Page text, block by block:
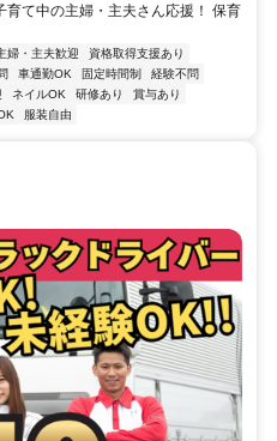
主婦・主夫さん応援！ 保育
婦・主夫歓迎
資格取得支援あり
車通勤OK 固定時間制
経験不問
ネイルOK 研修あり
賞与あり
服装自由